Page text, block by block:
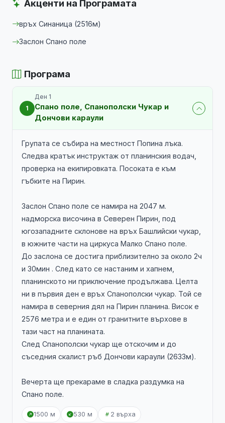
Акценти на Програмата
връх Синаница (2516м)
Заслон Спано поле
Програма
1
Ден 1
Спано поле, Спанополски Чукар и
Дончови караули
Групата се събира на местност Попина лъка.
Следва кратък инструктаж от планинския водач,
проверка на екипировката. Посоката е към
гъбките на Пирин.
Заслон Спано поле се намира на 2047 м.
надморска височина в Северен Пирин, под
югозападните склонове на връх Башлийски чукар,
в южните части на циркуса Малко Спано поле.
До заслона се достига приблизително за около 2ч
и 30мин . След като се настаним и хапнем,
планинското ни приключение продължава. Целта
ни в първия ден е връх Спанополски чукар. Той се
намира в северния дял на Пирин планина. Висок е
2576 метра и е един от гранитните върхове в
тази част на планината.
След Спанополски чукар ще отскочим и до
съседния скалист ръб Дончови караули (2633м).
Вечерта ще прекараме в сладка раздумка на
Спано поле.
1500 м 530 м 2 върха